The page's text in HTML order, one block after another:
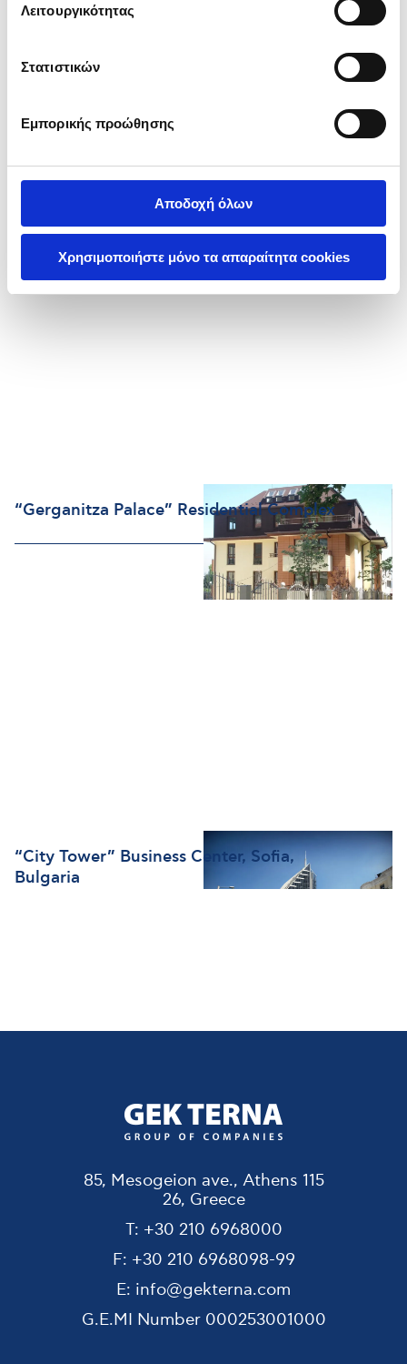
τροποποίησε τις προτιμήσεις σου (εκτός από τα
Cookies».
Λειτουργικότητας
Στατιστικών
Εμπορικής προώθησης
Αποδοχή όλων
Χρησιμοποιήστε μόνο τα απαραίτητα cookies
Borovets, Bulgaria
“Gerganitza Palace” Residential Complex
“City Tower” Business Center, Sofia,
Bulgaria
85, Mesogeion ave., Athens 115
26, Greece
T: +30 210 6968000
F: +30 210 6968098-99
E: info@gekterna.com
G.E.MI Number 000253001000